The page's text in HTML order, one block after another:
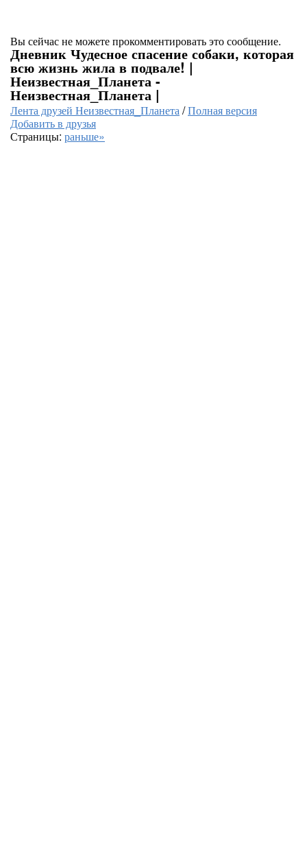
Вы сейчас не можете прокомментировать это сообщение.
Дневник Чудесное спасение собаки, которая
всю жизнь жила в подвале! |
Неизвестная_Планета -
Неизвестная_Планета |
Лента друзей Неизвестная_Планета/Полная версия
Добавить в друзья
Страницы: раньше»